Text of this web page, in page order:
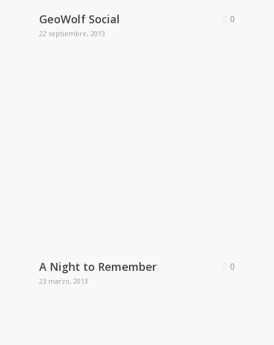
GeoWolf Social
22 septiembre, 2013
0
A Night to Remember
23 marzo, 2013
0